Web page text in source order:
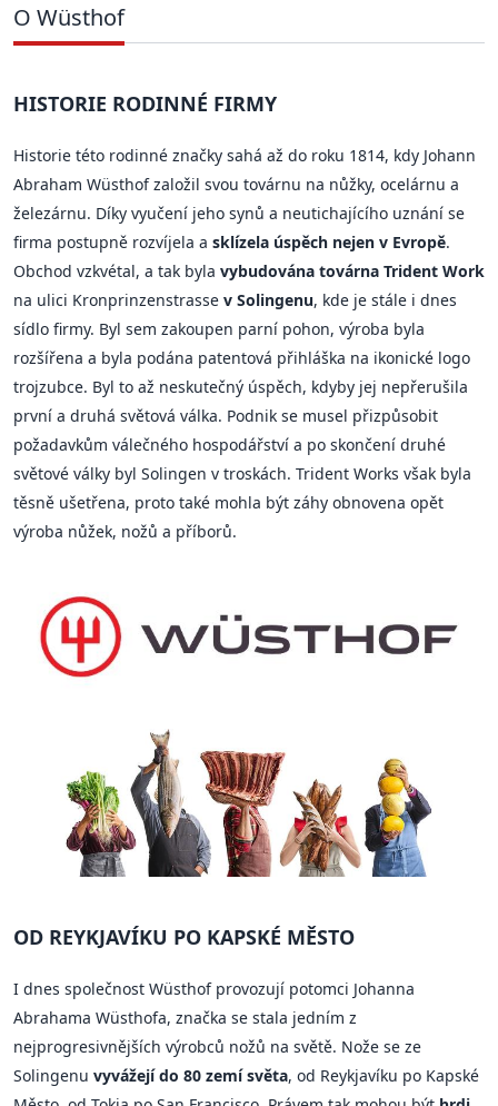
O Wüsthof
HISTORIE RODINNÉ FIRMY
Historie této rodinné značky sahá až do roku 1814, kdy Johann
Abraham Wüsthof založil svou továrnu na nůžky, ocelárnu a
železárnu. Díky vyučení jeho synů a neutichajícího uznání se
firma postupně rozvíjela a sklízela úspěch nejen v Evropě.
Obchod vzkvétal, a tak byla vybudována továrna Trident Work
na ulici Kronprinzenstrasse v Solingenu, kde je stále i dnes
sídlo firmy. Byl sem zakoupen parní pohon, výroba byla
rozšířena a byla podána patentová přihláška na ikonické logo
trojzubce. Byl to až neskutečný úspěch, kdyby jej nepřerušila
první a druhá světová válka. Podnik se musel přizpůsobit
požadavkům válečného hospodářství a po skončení druhé
světové války byl Solingen v troskách. Trident Works však byla
těsně ušetřena, proto také mohla být záhy obnovena opět
výroba nůžek, nožů a příborů.
OD REYKJAVÍKU PO KAPSKÉ MĚSTO
I dnes společnost Wüsthof provozují potomci Johanna
Abrahama Wüsthofa, značka se stala jedním z
nejprogresivnějších výrobců nožů na světě. Nože se ze
Solingenu vyvážejí do 80 zemí světa, od Reykjavíku po Kapské